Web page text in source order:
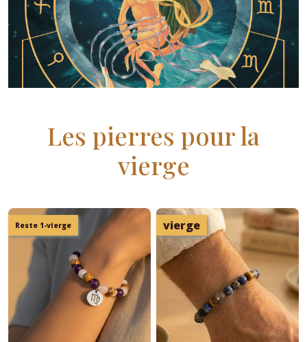
Les pierres pour la
vierge
Reste 1-vierge vierge